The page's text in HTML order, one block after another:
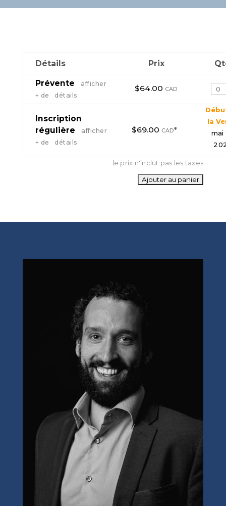
Détails Prix
Prévente
afficher
+ de détails
$64.00 CAD
Inscription
régulière
afficher
+ de détails
$69.00 CAD*
la
mai
le prix n'inclut pas les taxes